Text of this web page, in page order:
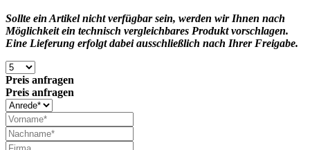
Sollte ein Artikel nicht verfügbar sein, werden wir Ihnen nach
Möglichkeit ein technisch vergleichbares Produkt vorschlagen.
Eine Lieferung erfolgt dabei ausschließlich nach Ihrer Freigabe.
Preis anfragen
Preis anfragen